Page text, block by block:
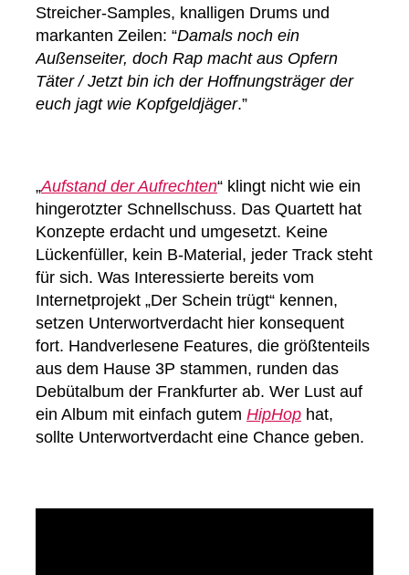
Streicher-Samples, knalligen Drums und
markanten Zeilen: “Damals noch ein
Außenseiter, doch Rap macht aus Opfern
Täter / Jetzt bin ich der Hoffnungsträger der
euch jagt wie Kopfgeldjäger.”
„Aufstand der Aufrechten“ klingt nicht wie ein
hingerotzter Schnellschuss. Das Quartett hat
Konzepte erdacht und umgesetzt. Keine
Lückenfüller, kein B-Material, jeder Track steht
für sich. Was Interessierte bereits vom
Internetprojekt „Der Schein trügt“ kennen,
setzen Unterwortverdacht hier konsequent
fort. Handverlesene Features, die größtenteils
aus dem Hause 3P stammen, runden das
Debütalbum der Frankfurter ab. Wer Lust auf
ein Album mit einfach gutem HipHop hat,
sollte Unterwortverdacht eine Chance geben.